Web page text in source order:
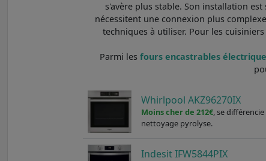
s'avère plus stable. Son installation
nécessitent une connexion plus
techniques à utiliser. Pour les
Parmi lesfours encastrables
Whirlpool AKZ96270IX
Moins cher de 212€, se
nettoyage pyrolyse.
Indesit IFW5844PIX